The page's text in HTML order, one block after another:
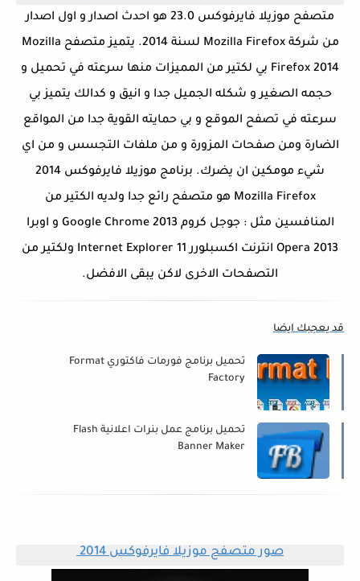
متصفح موزيلا فايرفوكس 23.0 هو احدث اصدار و اول اصدار
من شركة Mozilla Firefox لسنة 2014. يتميز متصفح Mozilla
Firefox 2014 بي لكتير من المميزات منها سرعته في تحميل و
حجمه الصغير و شكله الجميل جدا و انيق و كدالك يتميز بي
سرعته في تصفح الموقع و بي حمايته القوية جدا من المواقع
الضارة ومن صفحات المزورة و من ملفات التجسس و من اي
شيء مومكين ان يضرك. برنامج موزيلا فايرفوكس 2014
Mozilla Firefox هو متصفح رائع جدا ولديه الكتير من
المنافسين مثل : جوجل كروم Google Chrome 2013 و اوبرا
2013 Opera انترنت اكسبلورر 11 Internet Explorer ولكتير من
التصفحات الاخرى لاكن يبقى الافضل.
قد يعجبك ايضا
تحميل برنامج فورمات فاكتوري Format
Factory
تحميل برنامج عمل بنرات اعلانية Flash
Banner Maker
صور متصفحموزيلا فايرفوكس 2014